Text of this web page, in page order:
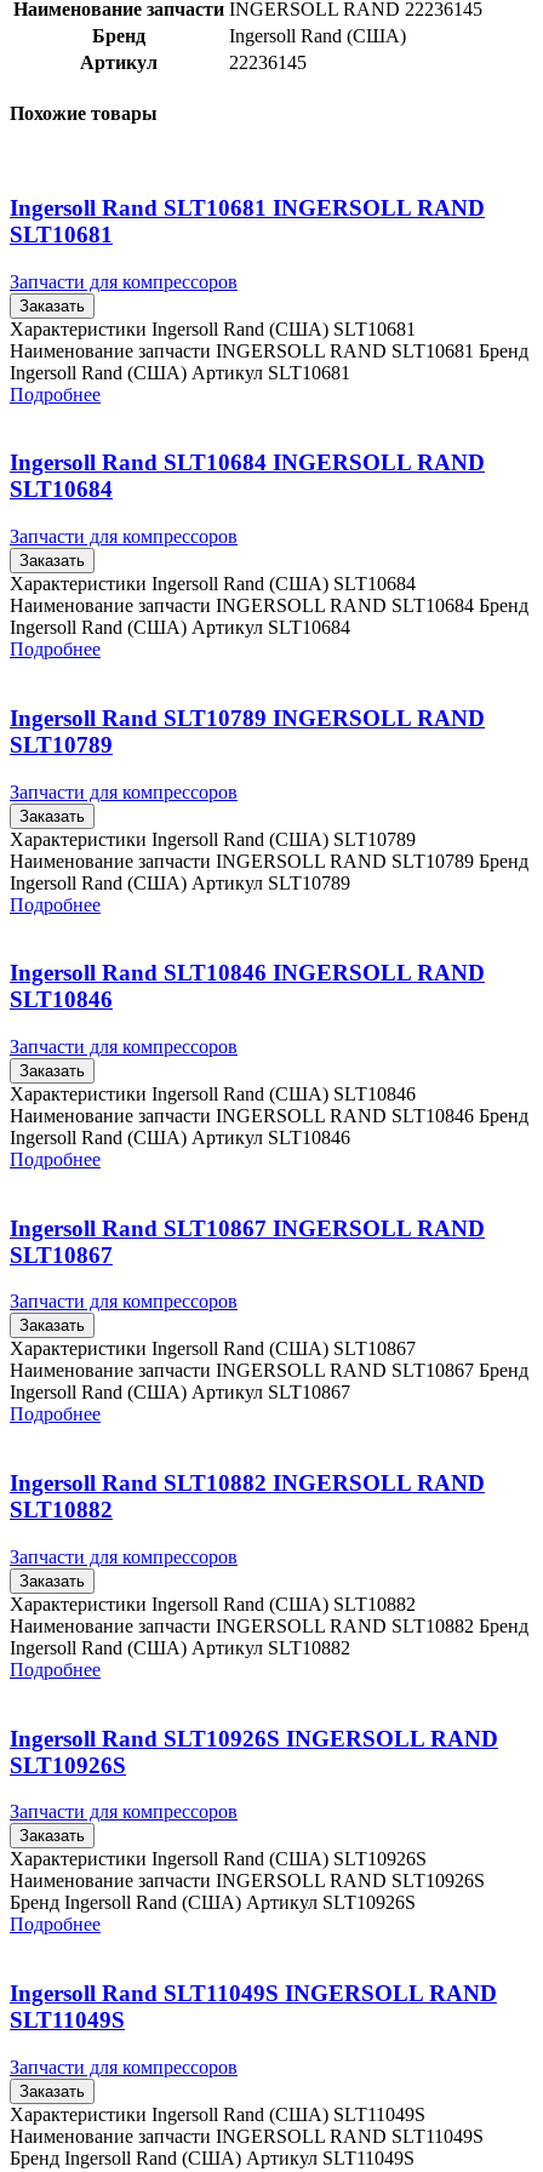
Наименование запчасти INGERSOLL RAND 22236145
Бренд
Ingersoll Rand (США)
Артикул
22236145
Похожие товары
Ingersoll Rand SLT10681 INGERSOLL RAND
SLT10681
Запчасти для компрессоров
Заказать
Характеристики Ingersoll Rand (США) SLT10681
Наименование запчасти INGERSOLL RAND SLT10681 Бренд
Ingersoll Rand (США) Артикул SLT10681
Подробнее
Ingersoll Rand SLT10684 INGERSOLL RAND
SLT10684
Запчасти для компрессоров
Заказать
Характеристики Ingersoll Rand (США) SLT10684
Наименование запчасти INGERSOLL RAND SLT10684 Бренд
Ingersoll Rand (США) Артикул SLT10684
Подробнее
Ingersoll Rand SLT10789 INGERSOLL RAND
SLT10789
Запчасти для компрессоров
Заказать
Характеристики Ingersoll Rand (США) SLT10789
Наименование запчасти INGERSOLL RAND SLT10789 Бренд
Ingersoll Rand (США) Артикул SLT10789
Подробнее
Ingersoll Rand SLT10846 INGERSOLL RAND
SLT10846
Запчасти для компрессоров
Заказать
Характеристики Ingersoll Rand (США) SLT10846
Наименование запчасти INGERSOLL RAND SLT10846 Бренд
Ingersoll Rand (США) Артикул SLT10846
Подробнее
Ingersoll Rand SLT10867 INGERSOLL RAND
SLT10867
Запчасти для компрессоров
Заказать
Характеристики Ingersoll Rand (США) SLT10867
Наименование запчасти INGERSOLL RAND SLT10867 Бренд
Ingersoll Rand (США) Артикул SLT10867
Подробнее
Ingersoll Rand SLT10882 INGERSOLL RAND
SLT10882
Запчасти для компрессоров
Заказать
Характеристики Ingersoll Rand (США) SLT10882
Наименование запчасти INGERSOLL RAND SLT10882 Бренд
Ingersoll Rand (США) Артикул SLT10882
Подробнее
Ingersoll Rand SLT10926S INGERSOLL RAND
SLT10926S
Запчасти для компрессоров
Заказать
Характеристики Ingersoll Rand (США) SLT10926S
Наименование запчасти INGERSOLL RAND SLT10926S
Бренд Ingersoll Rand (США) Артикул SLT10926S
Подробнее
Ingersoll Rand SLT11049S INGERSOLL RAND
SLT11049S
Запчасти для компрессоров
Заказать
Характеристики Ingersoll Rand (США) SLT11049S
Наименование запчасти INGERSOLL RAND SLT11049S
Бренд Ingersoll Rand (США) Артикул SLT11049S